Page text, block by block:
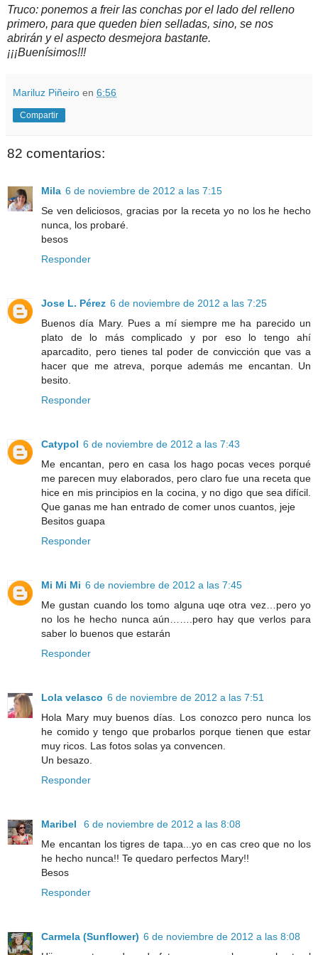
Truco: ponemos a freir las conchas por el lado del relleno
primero, para que queden bien selladas, sino, se nos
abrirán y el aspecto desmejora bastante.
¡¡¡Buenísimos!!!
Mariluz Piñeiro en 6:56
Compartir
82 comentarios:
Mila 6 de noviembre de 2012 a las 7:15
Se ven deliciosos, gracias por la receta yo no los he hecho
nunca, los probaré.
besos
Responder
Jose L. Pérez 6 de noviembre de 2012 a las 7:25
Buenos día Mary. Pues a mí siempre me ha parecido un
plato de lo más complicado y por eso lo tengo ahí
aparcadito, pero tienes tal poder de convicción que vas a
hacer que me atreva, porque además me encantan. Un
besito.
Responder
Catypol 6 de noviembre de 2012 a las 7:43
Me encantan, pero en casa los hago pocas veces porqué
me parecen muy elaborados, pero claro fue una receta que
hice en mis principios en la cocina, y no digo que sea difícil.
Que ganas me han entrado de comer unos cuantos, jeje
Besitos guapa
Responder
Mi Mi Mi 6 de noviembre de 2012 a las 7:45
Me gustan cuando los tomo alguna uqe otra vez…pero yo
no los he hecho nunca aún…….pero hay que verlos para
saber lo buenos que estarán
Responder
Lola velasco 6 de noviembre de 2012 a las 7:51
Hola Mary muy buenos días. Los conozco pero nunca los
he comido y tengo que probarlos porque tienen que estar
muy ricos. Las fotos solas ya convencen.
Un besazo.
Responder
Maribel
6 de noviembre de 2012 a las 8:08
Me encantan los tigres de tapa...yo en cas creo que no los
he hecho nunca!! Te quedaro perfectos Mary!!
Besos
Responder
Carmela (Sunflower) 6 de noviembre de 2012 a las 8:08